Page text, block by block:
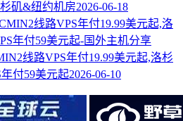
杉矶&纽约机房2026-06-18
线路VPS年付19.99美元起,洛杉
付59美元起2026-06-10